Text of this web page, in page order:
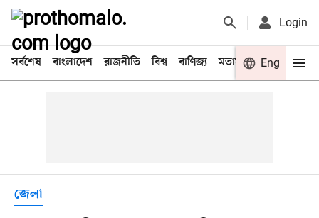
Login
সর্বশেষ বাংলাদেশ রাজনীতি বিশ্ব বাণিজ্য মতামত খেলা
Eng
জেলা